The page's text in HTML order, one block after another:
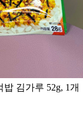
김가루 52g, 1개